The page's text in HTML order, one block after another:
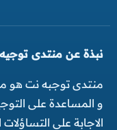
نبذة عن منتدى
منتدى توجبه نت هو
و المساعدة على
الاجابة على